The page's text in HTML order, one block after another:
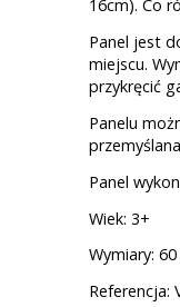
16cm). Co
Panel jest
miejscu.
przykręcić
Panelu
Panel
Wiek: 3+
Wymiary:
Referencja: